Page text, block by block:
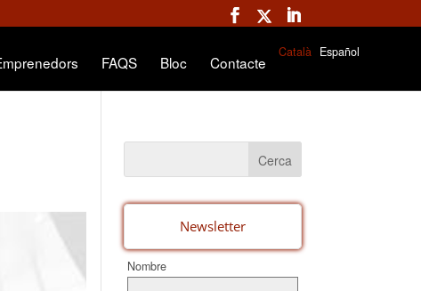
FAQS Bloc Contacte
Català Español
Newsletter
Nombre